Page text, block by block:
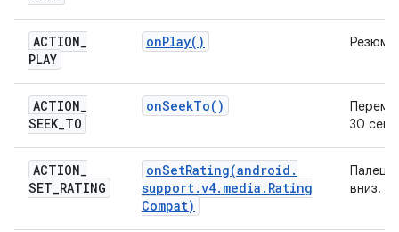
ACTION_
PLAY
onPlay( ) Резюме
ACTION_
SEEK_TO
onSeekTo( )
30
ACTION_
SET_RATING
onSetRating(android .
support.v4. media . Rating
Compat)
Палец
вниз.